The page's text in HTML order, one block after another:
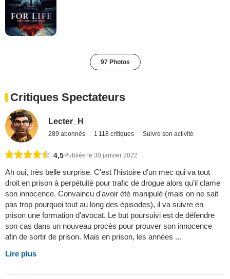
97 Photos
Critiques Spectateurs
Lecter_H
289 abonnés 1 118 critiques Suivre son activité
4,5Publiée le 30 janvier 2022
Ah oui, très belle surprise. C'est l'histoire d'un mec qui va tout
droit en prison à perpétuité pour trafic de drogue alors qu'il clame
son innocence. Convaincu d'avoir été manipulé (mais on ne sait
pas trop pourquoi tout au long des épisodes), il va suivre en
prison une formation d'avocat. Le but poursuivi est de défendre
son cas dans un nouveau procès pour prouver son innocence
afin de sortir de prison. Mais en prison, les années ...
Lire plus